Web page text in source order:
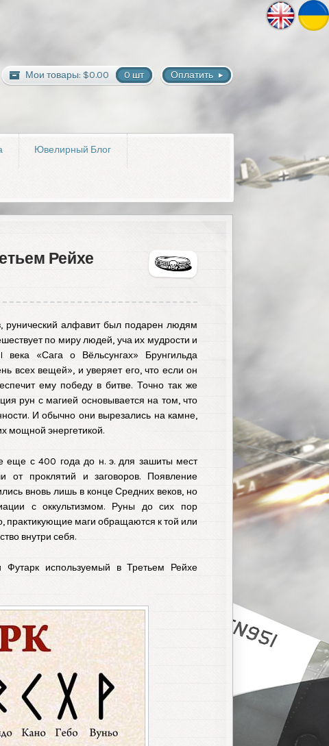
Оплатить
Мои товары: $0.00 0 шт
Ювелирный Блог
Рейхе
рунический алфавит был подарен людям
по миру людей, уча их мудрости и
века «Сага о Вёльсунгах» Брунгильда
всех вещей», и уверяет его, что если он
ему победу в битве. Точно так же
рун с магией основывается на том, что
И обычно они вырезались на камне,
мощной энергетикой.
еще с 400 года до н. э. для зашиты мест
проклятий и заговоров. Появление
вновь лишь в конце Средних веков, но
с оккультизмом. Руны до сих пор
практикующие маги обращаются к той или
внутри себя.
Футарк используемый в Третьем Рейхе